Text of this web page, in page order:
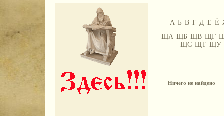
А Б В Г Д Е Ё
ЩА ЩБ ЩВ ЩГ
ЩС ЩТ ЩУ
Ничего не найдено